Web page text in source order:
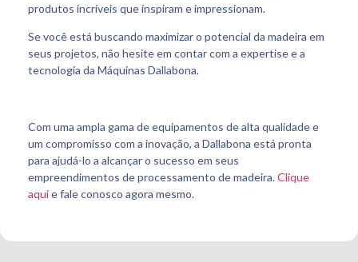
produtos incríveis que inspiram e impressionam.
Se você está buscando maximizar o potencial da madeira em
seus projetos, não hesite em contar com a expertise e a
tecnologia da Máquinas Dallabona.
Com uma ampla gama de equipamentos de alta qualidade e
um compromisso com a inovação, a Dallabona está pronta
para ajudá-lo a alcançar o sucesso em seus
empreendimentos de processamento de madeira.Clique
aquie fale conosco agora mesmo.